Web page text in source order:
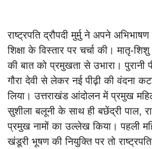
राष्ट्रपति द्रौपदी मुर्मु ने अपने
शिक्षा के विस्तार पर चर्चा की। मातृ-
की बात को प्रमुखता से उभारा। पुरानी
गौरा देवी से लेकर नई पीढ़ी की वंदना
लिया। उत्तराखंड आंदोलन में प्रमुख
सुशीला बलूनी के साथ ही बछेंद्री पाल,
प्रमुख नामों का उल्लेख किया। पहली
खंडूरी भूषण की नियुक्ति पर तो